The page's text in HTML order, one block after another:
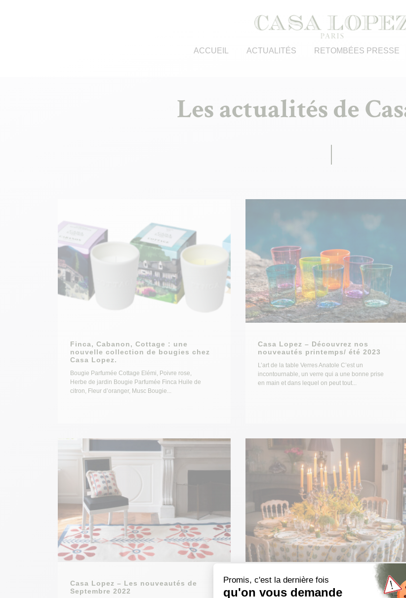
Les actualités de
Finca, Cabanon, Cottage : une
nouvelle collection de bougies chez
Casa Lopez.
Bougie Parfumée Cottage Elémi, Poivre rose,
Herbe de jardin Bougie Parfumée Finca Huile de
citron, Fleur d’oranger, Musc Bougie...
Casa Lopez – Découvrez nos
nouveautés printemps/ été 2023
L’art de la table Verres Anatole C’est un
incontournable, un verre qui a une bonne prise
en main et dans lequel on peut tout...
Casa Lopez – Les nouveautés de
Septembre 2022
Nouvelle collection de tissus Casa
Lopez pour Thevenon
ACCUEIL ACTUALITÉS RETOMBÉES PRESSE